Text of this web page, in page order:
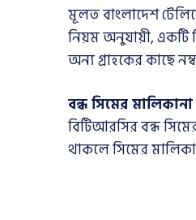
মূলত বাংলাদেশ
নিয়ম অনুযায়ী, একটি
অন্য গ্রাহকের কাছে
বন্ধ সিমের
বিটিআরসির বন্ধ
থাকলে সিমের